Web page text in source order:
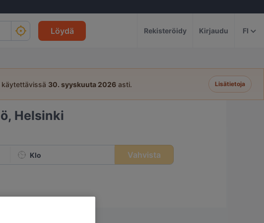
Löydä Rekisteröidy Kirjaudu FI
käytettävissä 30. syyskuuta 2026 asti. Lisätietoja
Helsinki
Klo Vahvista